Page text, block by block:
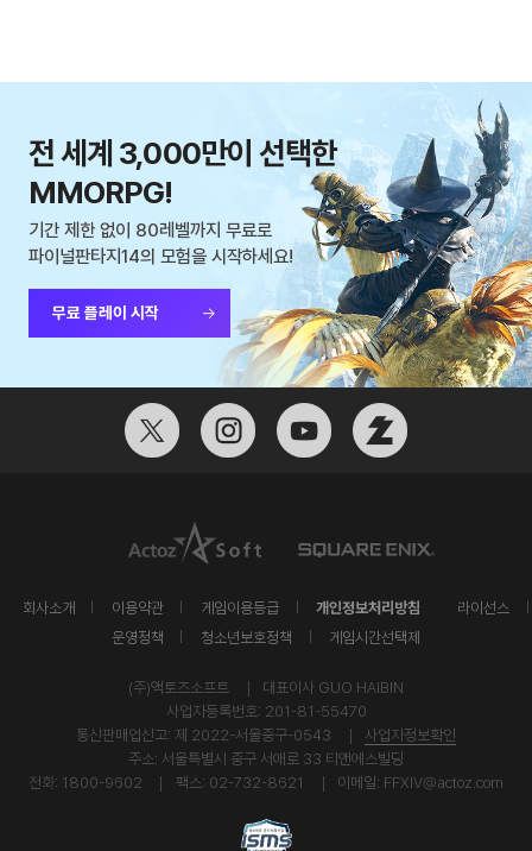
전 세계 3,000만이 선택한
MMORPG!
기간 제한 없이 80레벨까지 무료로
파이널판타지14의 모험을 시작하세요!
무료 플레이 시작
회사소개 이용약관 게임이용등급 개인정보처리방침
라이선스
운영정책
청소년보호정책 게임시간선택제
(주)액토즈소프트
대표이사 GUO HAIBIN
사업자등록번호: 201-81-55470
통신판매업신고: 제 2022-서울중구-0543
사업자정보확인
주소: 서울특별시 중구 서애로 33 티앤에스빌딩
전화: 1800-9602
팩스: 02-732-8621 이메일: FFXIV@actoz.com